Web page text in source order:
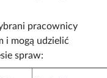
pracownicy
i mogą udzielić
spraw: